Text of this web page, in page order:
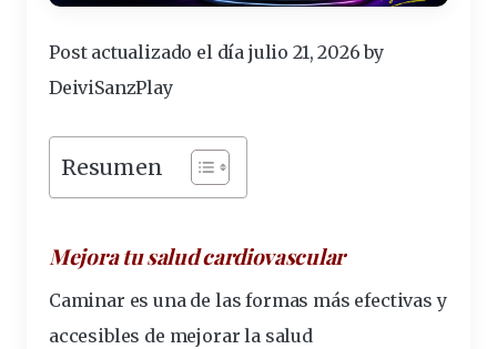
Post actualizado el día julio 21, 2026 by
DeiviSanzPlay
Resumen
Mejora tu salud cardiovascular
Caminar es una de las formas más efectivas y
accesibles de mejorar la salud